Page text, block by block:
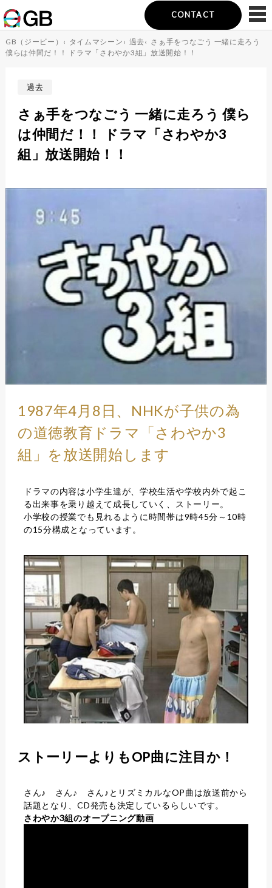
CONTACT
GB（ジービー） ‹ タイムマシーン ‹ 過去‹ さぁ手をつなごう 一緒に走ろう
僕らは仲間だ！！ ドラマ「さわやか3組」放送開始！！
過去
さぁ手をつなごう 一緒に走ろう 僕ら
は仲間だ！！ ドラマ「さわやか3
組」放送開始！！
1987年4月8日、NHKが子供の為
の道徳教育ドラマ「さわやか3
組」を放送開始します
ドラマの内容は小学生達が、学校生活や学校内外で起こ
る出来事を乗り越えて成長していく、ストーリー。
小学校の授業でも見れるように時間帯は9時45分～10時
の15分構成となっています。
ストーリーよりもOP曲に注目か！
さん♪ さん♪ さん♪とリズミカルなOP曲は放送前から
話題となり、CD発売も決定しているらしいです。
さわやか3組のオープニング動画